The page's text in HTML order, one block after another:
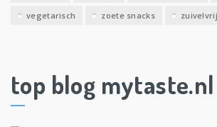
vegetarisch zoete snacks zuivelvrij
top blog mytaste.nl